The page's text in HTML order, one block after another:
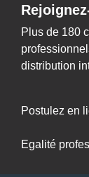
Plus de 180
distribution
Postulez en
Egalité